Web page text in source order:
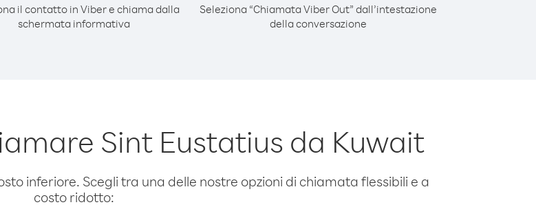
il contatto in Viber e chiama dalla
schermata informativa
Seleziona “Chiamata Viber Out” dall’intestazione
della conversazione
Sint Eustatius da Kuwait
inferiore. Scegli tra una delle nostre opzioni di chiamata flessibili e a
costo ridotto: